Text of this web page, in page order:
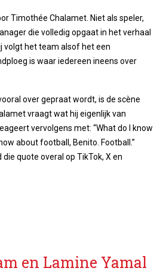
Timothée Chalamet. Niet als speler,
die volledig opgaat in het verhaal
volgt het team alsof het een
is waar iedereen ineens over
over gepraat wordt, is de scène
vraagt wat hij eigenlijk van
vervolgens met: “What do I know
about football, Benito. Football.”
quote overal op TikTok, X en
en Lamine Yamal